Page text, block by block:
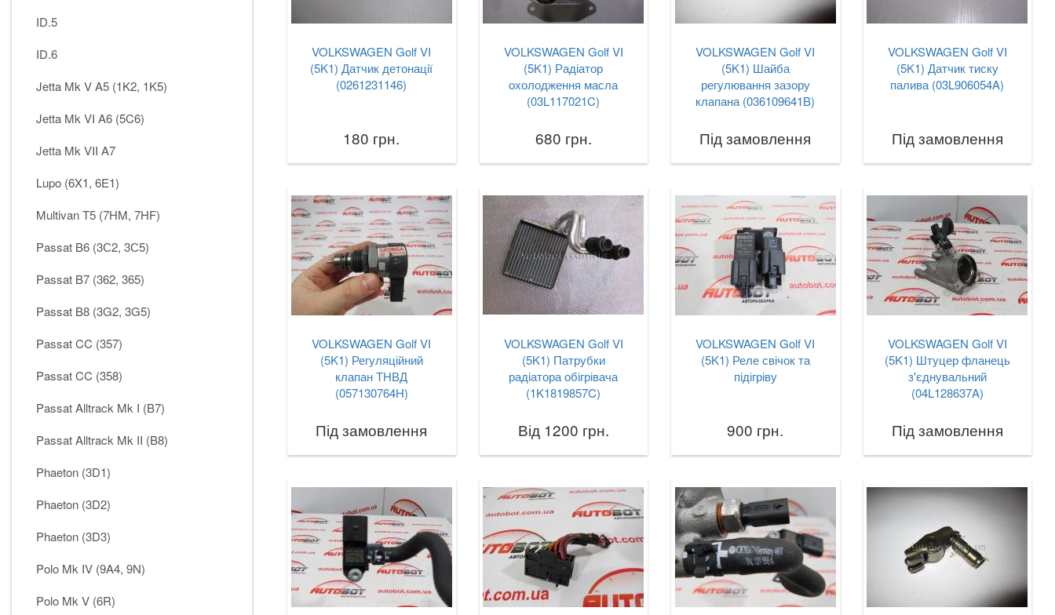
ID.5
ID.6
Jetta Mk V A5 (1K2, 1K5)
Jetta Mk VI A6 (5C6)
Jetta Mk VII A7
Lupo (6X1, 6E1)
Multivan T5 (7HM, 7HF)
Passat B6 (3С2, 3С5)
Passat B7 (362, 365)
Passat B8 (3G2, 3G5)
Passat CC (357)
Passat CC (358)
Passat Alltrack Mk I (B7)
Passat Alltrack Mk II (B8)
Phaeton (3D1)
Phaeton (3D2)
Phaeton (3D3)
Polo Mk IV (9A4, 9N)
Polo Mk V (6R)
VOLKSWAGEN Golf VI
(5K1) Датчик детонації
(0261231146)
180 грн.
VOLKSWAGEN Golf VI
(5K1) Радіатор
охолодження масла
(03L117021C)
680 грн.
VOLKSWAGEN Golf VI
(5K1) Шайба
регулювання зазору
клапана (036109641B)
Під замовлення
VOLKSWAGEN Golf VI
(5K1) Датчик тиску
палива (03L906054A)
Під замовлення
VOLKSWAGEN Golf VI
(5K1) Регуляційний
клапан ТНВД
(057130764H)
Під замовлення
VOLKSWAGEN Golf VI
(5K1) Патрубки
радіатора обігрівача
(1K1819857C)
Від 1200 грн.
VOLKSWAGEN Golf VI
(5K1) Реле свічок та
підігріву
900 грн.
VOLKSWAGEN Golf VI
(5K1) Штуцер фланець
з'єднувальний
(04L128637A)
Під замовлення